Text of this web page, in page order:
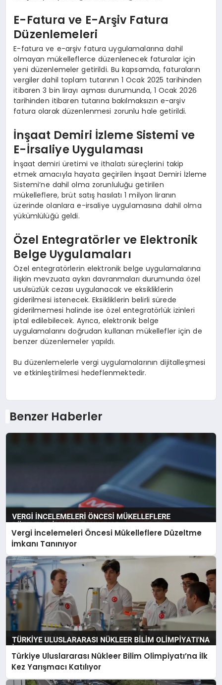
E-Fatura ve E-Arşiv Fatura
Düzenlemeleri
E-fatura ve e-arşiv fatura uygulamalarına dahil
olmayan mükelleflerce düzenlenecek faturalar için
yeni düzenlemeler getirildi. Bu kapsamda, faturaların
vergiler dahil toplam tutarının 1 Ocak 2025 tarihinden
itibaren 3 bin lirayı aşması durumunda, 1 Ocak 2026
tarihinden itibaren tutarına bakılmaksızın e-arşiv
fatura olarak düzenlenmesi zorunlu hale getirildi.
İnşaat Demiri İzleme Sistemi ve
E-İrsaliye Uygulaması
İnşaat demiri üretimi ve ithalatı süreçlerini takip
etmek amacıyla hayata geçirilen İnşaat Demiri İzleme
Sistemi’ne dahil olma zorunluluğu getirilen
mükelleflere, brüt satış hasılatı 1 milyon liranın
üzerinde olanlara e-irsaliye uygulamasına dahil olma
yükümlülüğü geldi.
Özel Entegratörler ve Elektronik
Belge Uygulamaları
Özel entegratörlerin elektronik belge uygulamalarına
ilişkin mevzuata aykırı davranmaları durumunda özel
usulsüzlük cezası uygulanacak ve eksikliklerin
giderilmesi istenecek. Eksikliklerin belirli sürede
giderilmemesi halinde ise özel entegratörlük izinleri
iptal edilebilecek. Ayrıca, elektronik belge
uygulamalarını doğrudan kullanan mükellefler için de
benzer düzenlemeler yapıldı.
Bu düzenlemelerle vergi uygulamalarının dijitalleşmesi
ve etkinleştirilmesi hedeflenmektedir.
Benzer Haberler
Vergi İncelemeleri Öncesi Mükelleflere Düzeltme
İmkanı Tanınıyor
Türkiye Uluslararası Nükleer Bilim Olimpiyatı’na İlk
Kez Yarışmacı Katılıyor